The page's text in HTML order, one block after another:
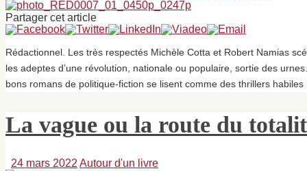
Partager cet article
Rédactionnel. Les très respectés Michèle Cotta et Robert Namias
les adeptes d’une révolution, nationale ou populaire, sortie des
bons romans de politique-fiction se lisent comme des thrillers
La vague ou la route du
24 mars 2022 Autour d'un livre